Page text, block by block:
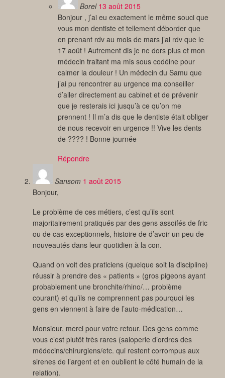
Borel 13 août 2015
Bonjour , j’ai eu exactement le même souci que
vous mon dentiste et tellement déborder que
en prenant rdv au mois de mars j’ai rdv que le
17 août ! Autrement dis je ne dors plus et mon
médecin traitant ma mis sous codéine pour
calmer la douleur ! Un médecin du Samu que
j’ai pu rencontrer au urgence ma conseiller
d’aller directement au cabinet et de prévenir
que je resterais ici jusqu’à ce qu’on me
prennent ! Il m’a dis que le dentiste était obliger
de nous recevoir en urgence !! Vive les dents
de ???? ! Bonne journée
Répondre
Sansom 1 août 2015
Bonjour,
Le problème de ces métiers, c’est qu’ils sont
majoritairement pratiqués par des gens assoifés de fric
ou de cas exceptionnels, histoire de d’avoir un peu de
nouveautés dans leur quotidien à la con.
Quand on voit des praticiens (quelque soit la discipline)
réussir à prendre des « patients » (gros pigeons ayant
probablement une bronchite/rhino/… problème
courant) et qu’ils ne comprennent pas pourquoi les
gens en viennent à faire de l’auto-médication…
Monsieur, merci pour votre retour. Des gens comme
vous c’est plutôt très rares (saloperie d’ordres des
médecins/chirurgiens/etc. qui restent corrompus aux
sirenes de l’argent et en oublient le côté humain de la
relation).